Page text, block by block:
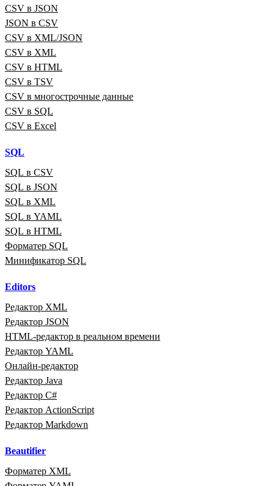
CSV в JSON
JSON в CSV
CSV в XML/JSON
CSV в XML
CSV в HTML
CSV в TSV
CSV в многострочные данные
CSV в SQL
CSV в Excel
SQL
SQL в CSV
SQL в JSON
SQL в XML
SQL в YAML
SQL в HTML
Форматер SQL
Минификатор SQL
Editors
Редактор XML
Редактор JSON
HTML‑редактор в реальном времени
Редактор YAML
Онлайн‑редактор
Редактор Java
Редактор C#
Редактор ActionScript
Редактор Markdown
Beautifier
Форматер XML